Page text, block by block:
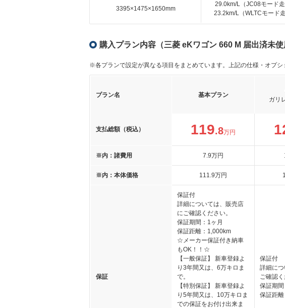
3395×1475×1650mm
29.0km/L（JC08モード走
23.2km/L（WLTCモード走
購入プラン内容（三菱 eKワゴン 660 M 届出済未
※各プランで設定が異なる項目をまとめています。上記の仕様・オプシ
プラン名 基本プラン
ガリ
支払総額（税込） 119.8万円
※内：諸費用 7.9万円
※内：本体価格 111.9万円
保証
保証付
詳細については、販売店
にご確認ください。
保証期間：1ヶ月
保証距離：1,000km
☆メーカー保証付き納車
もOK！！☆
【一般保証】 新車登録よ
り3年間又は、6万キロま
で。
【特別保証】 新車登録よ
り5年間又は、10万キロま
での保証をお付け出来ま
保証付
詳細に
ご確認く
保証期間
保証距